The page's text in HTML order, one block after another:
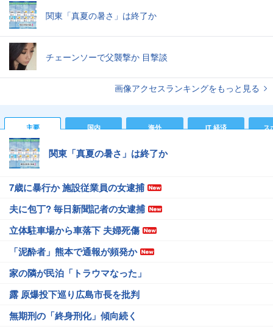
関東「真夏の暑さ」は終了か
チェーンソーで父襲撃か 目撃談
画像アクセスランキングをもっと見る
主要 国内 海外 IT 経済 ス
関東「真夏の暑さ」は終了か
7歳に暴行か 施設従業員の女逮捕
夫に包丁? 毎日新聞記者の女逮捕
立体駐車場から車落下 夫婦死傷
「泥酔者」熊本で通報が頻発か
家の隣が民泊「トラウマなった」
露 原爆投下巡り広島市長を批判
無期刑の「終身刑化」傾向続く